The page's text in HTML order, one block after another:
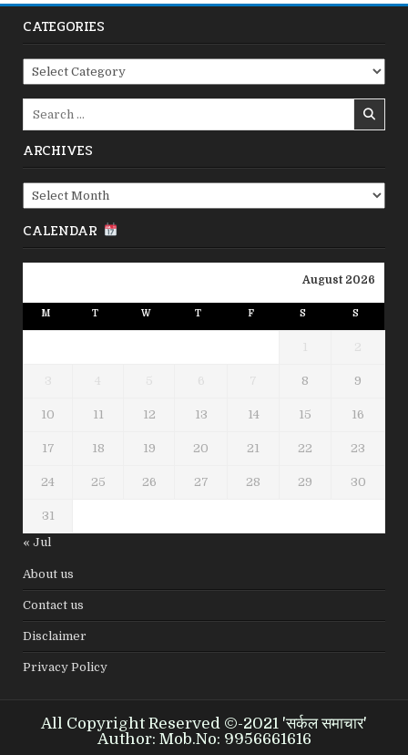
CATEGORIES
Categories
ARCHIVES
Archives
CALENDAR
August 2026
M T W T F S S
1 2
3 4 5 6 7 8 9
10 11 12 13 14 15 16
17 18 19 20 21 22 23
24 25 26 27 28 29 30
31
« Jul
About us
Contact us
Disclaimer
Privacy Policy
All Copyright Reserved ©-2021 'सर्कल समाचार'
Author: Mob.No: 9956661616